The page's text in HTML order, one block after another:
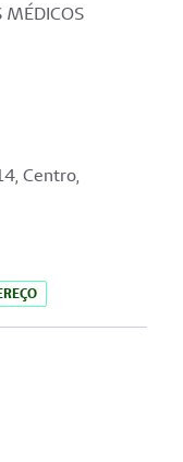
MÉDICOS
Centro,